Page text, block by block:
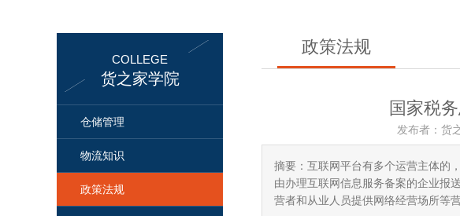
COLLEGE
货之家学院
仓储管理
物流知识
政策法规
政策法规
国家税
发布者：
摘要：互联网平台有多个运营主体的
由办理互联网信息服务备案的企业报
营者和从业人员提供网络经营场所等